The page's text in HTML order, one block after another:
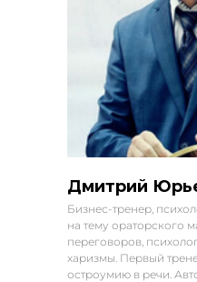
Дмитрий
Бизнес-тренер,
на тему ораторского
переговоров,
харизмы. Первый
остроумию в речи.